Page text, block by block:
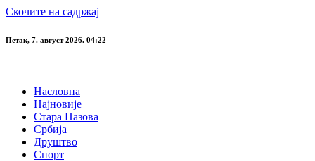
Скочите на садржај
Петак, 7. август 2026. 04:22
Насловна
Најновије
Стара Пазова
Србија
Друштво
Спорт